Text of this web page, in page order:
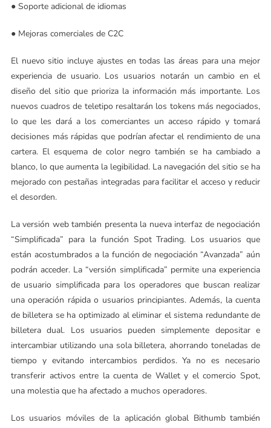
● Soporte adicional de idiomas
● Mejoras comerciales de C2C
El nuevo sitio incluye ajustes en todas las áreas para una mejor
experiencia de usuario. Los usuarios notarán un cambio en el
diseño del sitio que prioriza la información más importante. Los
nuevos cuadros de teletipo resaltarán los tokens más negociados,
lo que les dará a los comerciantes un acceso rápido y tomará
decisiones más rápidas que podrían afectar el rendimiento de una
cartera. El esquema de color negro también se ha cambiado a
blanco, lo que aumenta la legibilidad. La navegación del sitio se ha
mejorado con pestañas integradas para facilitar el acceso y reducir
el desorden.
La versión web también presenta la nueva interfaz de negociación
“Simplificada” para la función Spot Trading. Los usuarios que
están acostumbrados a la función de negociación “Avanzada” aún
podrán acceder. La “versión simplificada” permite una experiencia
de usuario simplificada para los operadores que buscan realizar
una operación rápida o usuarios principiantes. Además, la cuenta
de billetera se ha optimizado al eliminar el sistema redundante de
billetera dual. Los usuarios pueden simplemente depositar e
intercambiar utilizando una sola billetera, ahorrando toneladas de
tiempo y evitando intercambios perdidos. Ya no es necesario
transferir activos entre la cuenta de Wallet y el comercio Spot,
una molestia que ha afectado a muchos operadores.
Los usuarios móviles de la aplicación global Bithumb también